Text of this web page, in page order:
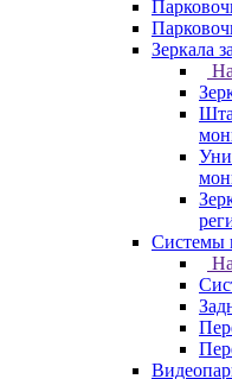
Зеркала
Системы